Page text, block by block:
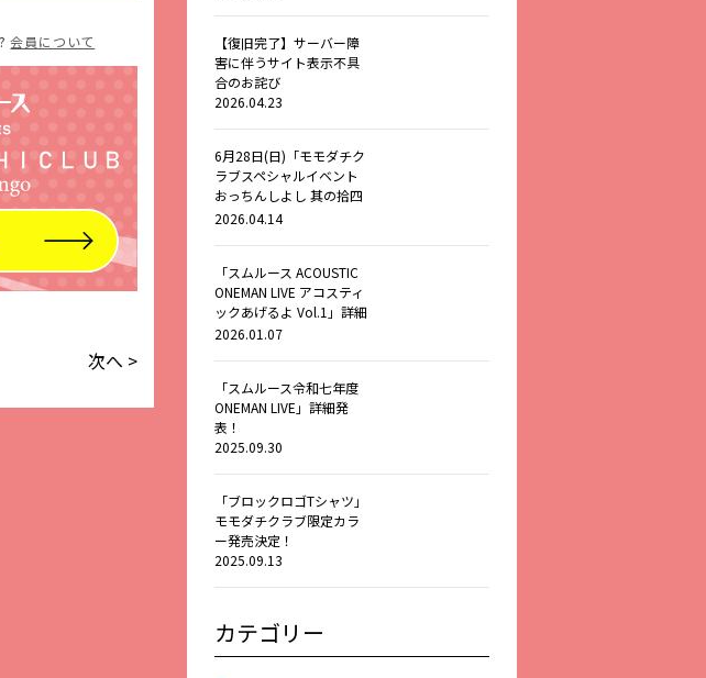
会員について
次へ >
【復旧完了】サーバー障
害に伴うサイト表示不具
合のお詫び
2026.04.23
6月28日(日)「モモダチク
ラブスペシャルイベント
おっちんしよし 其の拾四
～結成29周年ニッコリ！
2026.04.14
「スムルース ACOUSTIC
ONEMAN LIVE アコスティ
ックあげるよ Vol.1」詳細
発表！
2026.01.07
「スムルース令和七年度
ONEMAN LIVE」詳細発
表！
2025.09.30
「ブロックロゴTシャツ」
モモダチクラブ限定カラ
ー発売決定！
2025.09.13
カテゴリー